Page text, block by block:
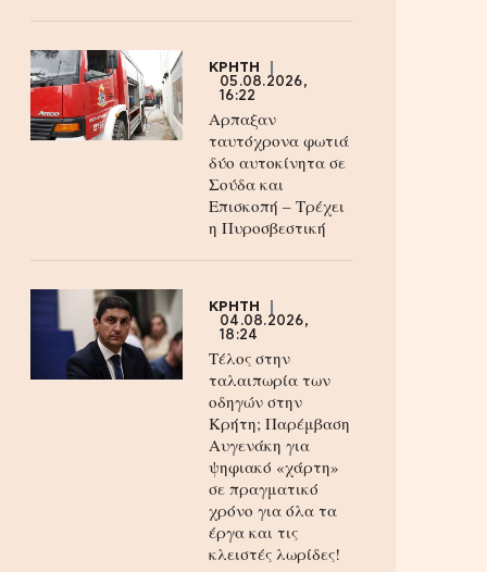
ΚΡΗΤΗ
05.08.2026,
16:22
Αρπαξαν
ταυτόχρονα φωτιά
δύο αυτοκίνητα σε
Σούδα και
Επισκοπή – Τρέχει
η Πυροσβεστική
ΚΡΗΤΗ
04.08.2026,
18:24
Τέλος στην
ταλαιπωρία των
οδηγών στην
Κρήτη; Παρέμβαση
Αυγενάκη για
ψηφιακό «χάρτη»
σε πραγματικό
χρόνο για όλα τα
έργα και τις
κλειστές λωρίδες!